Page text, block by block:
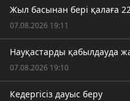
Жыл басынан бері қалаға
07.08.2026 19:11
Науқастарды қабылдауда
07.08.2026 19:10
Кедергісіз дауыс беру